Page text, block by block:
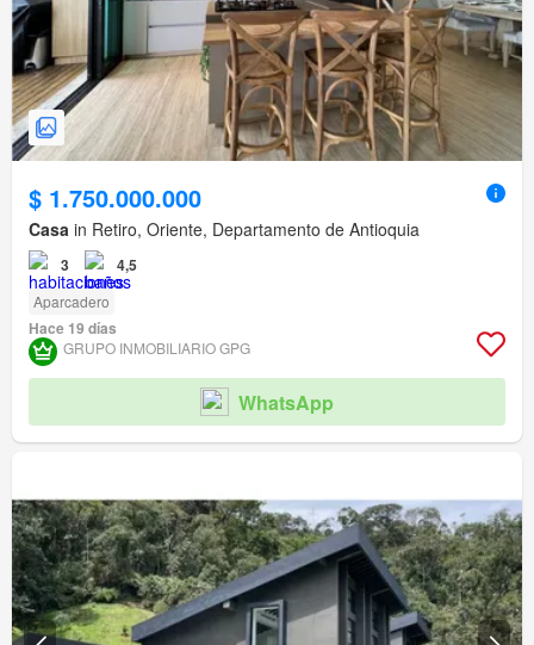
$ 1.750.000.000
Casa in Retiro, Oriente, Departamento de Antioquia
3 4,5
Aparcadero
Hace 19 días
GRUPO INMOBILIARIO GPG
WhatsApp